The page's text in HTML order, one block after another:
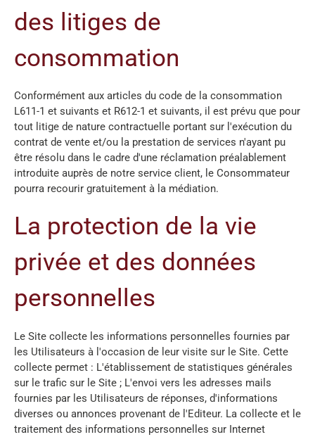
des litiges de
consommation
Conformément aux articles du code de la consommation
L611-1 et suivants et R612-1 et suivants, il est prévu que pour
tout litige de nature contractuelle portant sur l'exécution du
contrat de vente et/ou la prestation de services n'ayant pu
être résolu dans le cadre d'une réclamation préalablement
introduite auprès de notre service client, le Consommateur
pourra recourir gratuitement à la médiation.
La protection de la vie
privée et des données
personnelles
Le Site collecte les informations personnelles fournies par
les Utilisateurs à l'occasion de leur visite sur le Site. Cette
collecte permet : L'établissement de statistiques générales
sur le trafic sur le Site ; L'envoi vers les adresses mails
fournies par les Utilisateurs de réponses, d'informations
diverses ou annonces provenant de l'Editeur. La collecte et le
traitement des informations personnelles sur Internet